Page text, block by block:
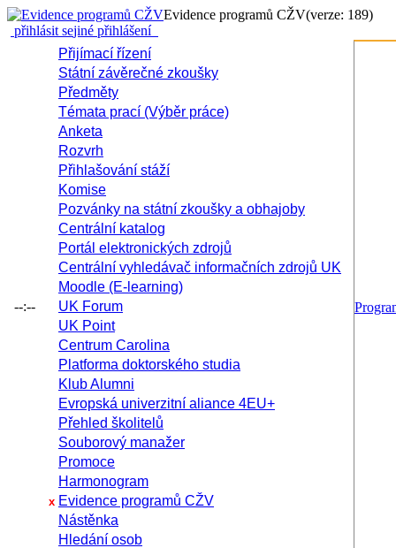
Evidence programů CŽV(verze: 189)
přihlásit sejiné přihlášení
--:--
Přijímací řízení
Státní závěrečné zkoušky
Předměty
Témata prací (Výběr práce)
Anketa
Rozvrh
Přihlašování stáží
Komise
Pozvánky na státní zkoušky a obhajoby
Centrální katalog
Portál elektronických zdrojů
Centrální vyhledávač informačních zdrojů UK
Moodle (E-learning)
UK Forum
UK Point
Centrum Carolina
Platforma doktorského studia
Klub Alumni
Evropská univerzitní aliance 4EU+
Přehled školitelů
Souborový manažer
Promoce
Harmonogram
x Evidence programů CŽV
Nástěnka
Hledání osob